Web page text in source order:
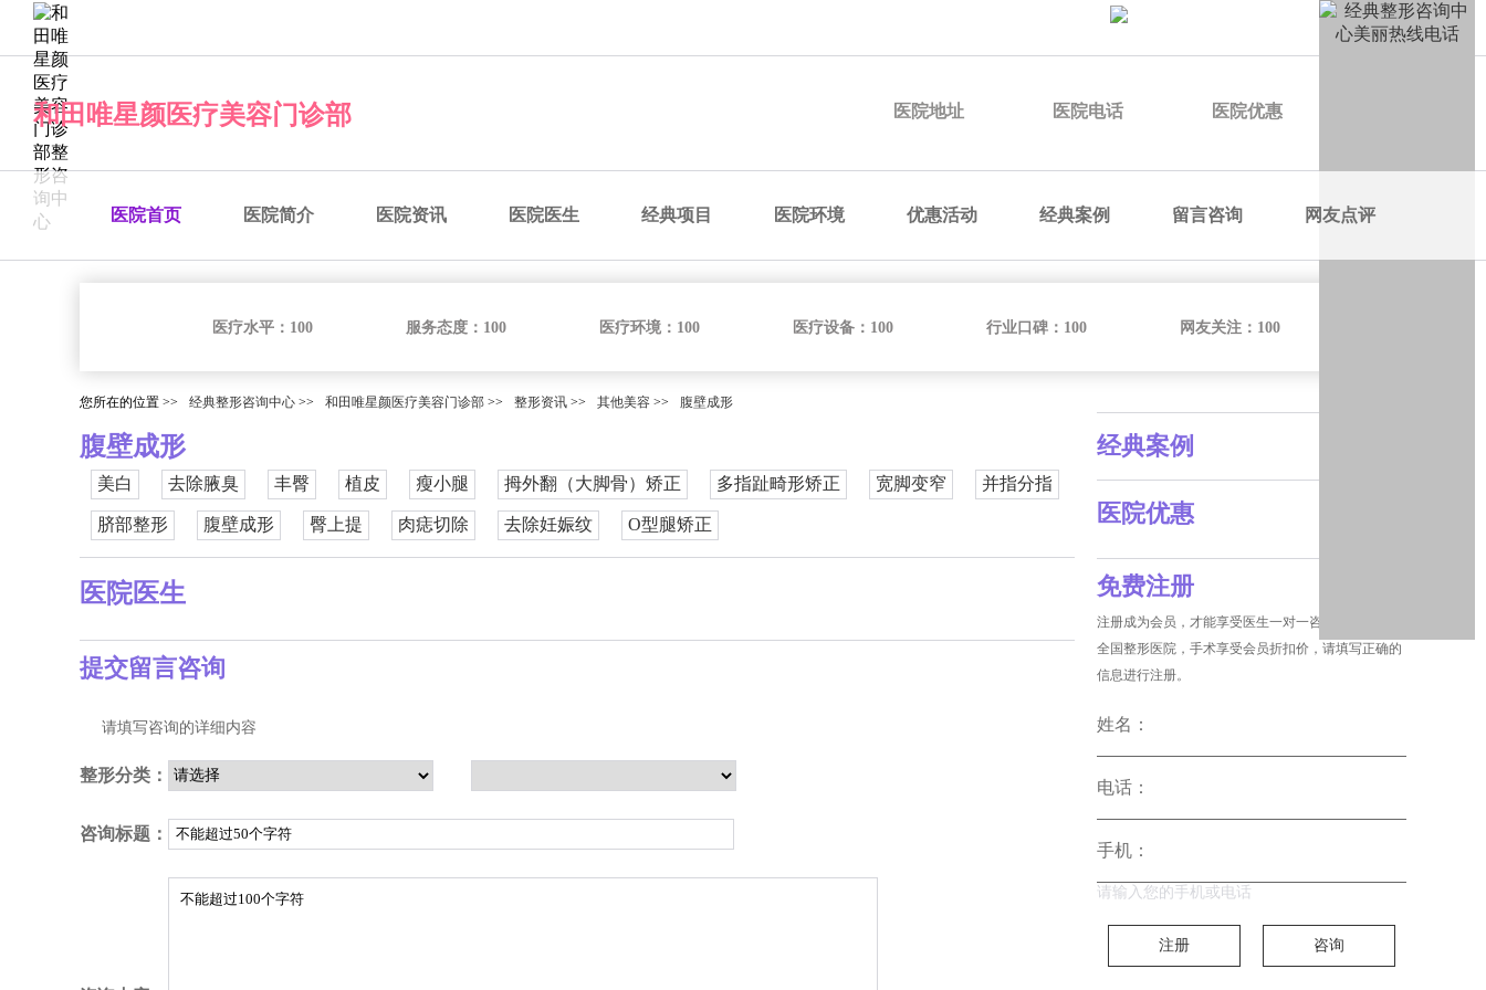
和田唯星颜医疗美容门诊部 医院地址 医院电话 医院优惠
医院首页 医院简介 医院资讯 医院医生 经典项目 医院环境 优惠活动 经典案例 留言咨询 网友点评
医疗水平： 100 服务态度： 100 医疗环境： 100 医疗设备： 100 行业口碑： 100 网友关注： 100
您所在的位置 >> 经典整形咨询中心 >> 和田唯星颜医疗美容门诊部 >> 整形资讯 >> 其他美容 >> 腹壁成形
腹壁成形
美白 去除腋臭 丰臀 植皮 瘦小腿 拇外翻（大脚骨）矫正 多指趾畸形矫正 宽脚变窄 并指分指
脐部整形 腹壁成形 臀上提 肉痣切除 去除妊娠纹 O型腿矫正
医院医生
提交留言咨询
请填写咨询的详细内容
整形分类：
咨询标题：
经典案例
医院优惠
免费注册
注册成为会员，才能享受医生一对一咨询和没费预约
全国整形医院，手术享受会员折扣价，请填写正确的
信息进行注册。
姓名：
电话：
手机：
请输入您的手机或电话
注册 咨询